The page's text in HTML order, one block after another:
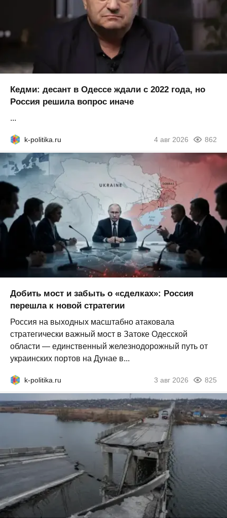
Кедми: десант в Одессе ждали с 2022 года, но
Россия решила вопрос иначе
...
k-politika.ru 4 авг 2026 862
Добить мост и забыть о «сделках»: Россия
перешла к новой стратегии
Россия на выходных масштабно атаковала
стратегически важный мост в Затоке Одесской
области — единственный железнодорожный путь от
украинских портов на Дунае в...
k-politika.ru 3 авг 2026 825